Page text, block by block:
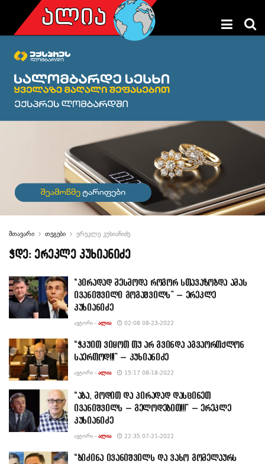
მთავარი თეგები ერეკლე კუხიანიძე
ჭდე: ერეკლე კუხიანიძე
“პირადად მესმოდა როგორ სთავაზობდა ამას
ივანიშვილი გოგაშვილს” – ერეკლე
კუხიანიძე
ᲐᲕᲢᲝᲠᲘ - ᲐᲚᲘᲐ 02:08 08-23-2022
“ჭკუით ვიყოთ თუ არ გვინდა აგვაორთქლონ
საერთოდ!!!” – კუხიანიძე
ᲐᲕᲢᲝᲠᲘ - ᲐᲚᲘᲐ 15:17 08-18-2022
“აბა, მოდით და პირადად დასცინეთ
ივანიშვილს – გელოდებით!!!” – ერეკლე
კუხიანიძე
ᲐᲕᲢᲝᲠᲘ - ᲐᲚᲘᲐ 22:35 07-21-2022
“ბიძინა ივანიშვილს და ვახო გომელაურს